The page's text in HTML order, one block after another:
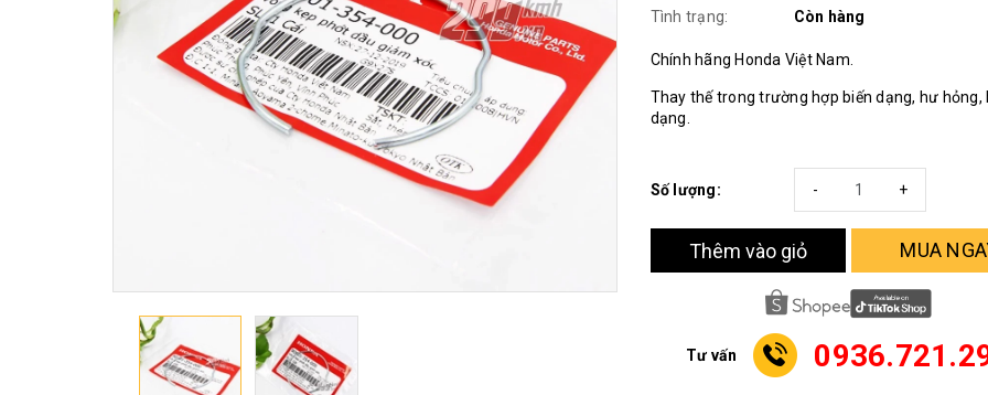
Tình trạng:
Còn hàng
Chính hãng Honda Việt Nam.
Thay thế trong trường hợp biến dạng, hư hỏng,
dạng.
Số lượng: +
-
Thêm vào giỏ MUA
Tư vấn